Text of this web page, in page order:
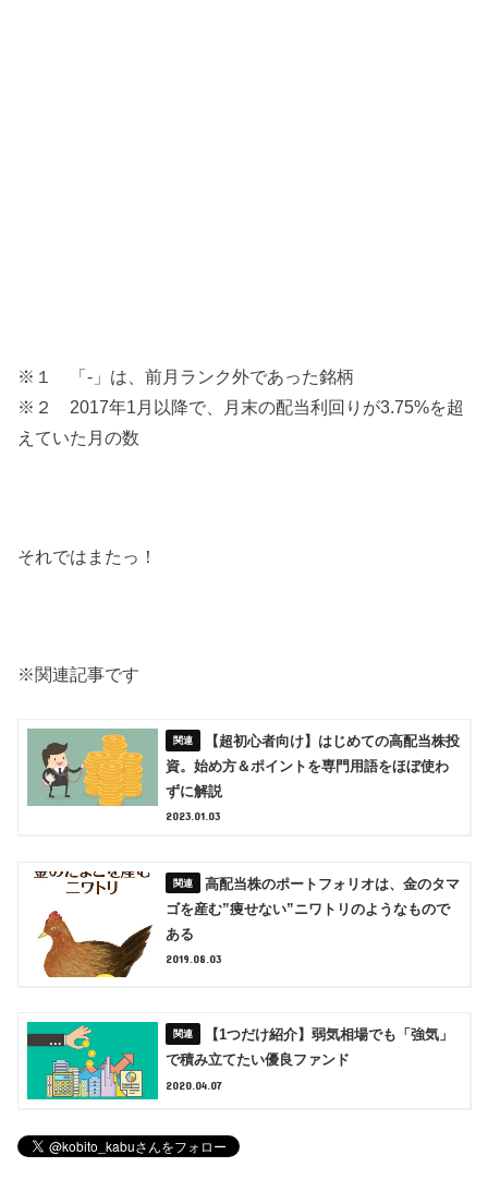
※１ 「-」は、前月ランク外であった銘柄
※２ 2017年1月以降で、月末の配当利回りが3.75%を超
えていた月の数
それではまたっ！
※関連記事です
【超初心者向け】はじめての高配当株投
資。始め方＆ポイントを専門用語をほぼ使わ
ずに解説
2023.01.03
高配当株のポートフォリオは、金のタマ
ゴを産む”痩せない”ニワトリのようなもので
ある
2019.08.03
【1つだけ紹介】弱気相場でも「強気」
で積み立てたい優良ファンド
2020.04.07